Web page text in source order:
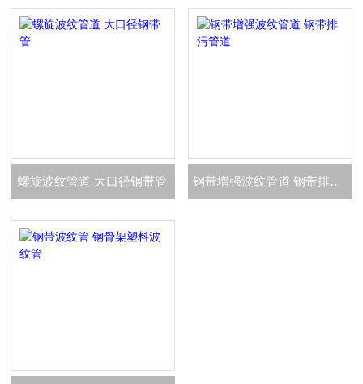
螺旋波纹管道 大口径钢带管 钢带增强波纹管道 钢带排污管道